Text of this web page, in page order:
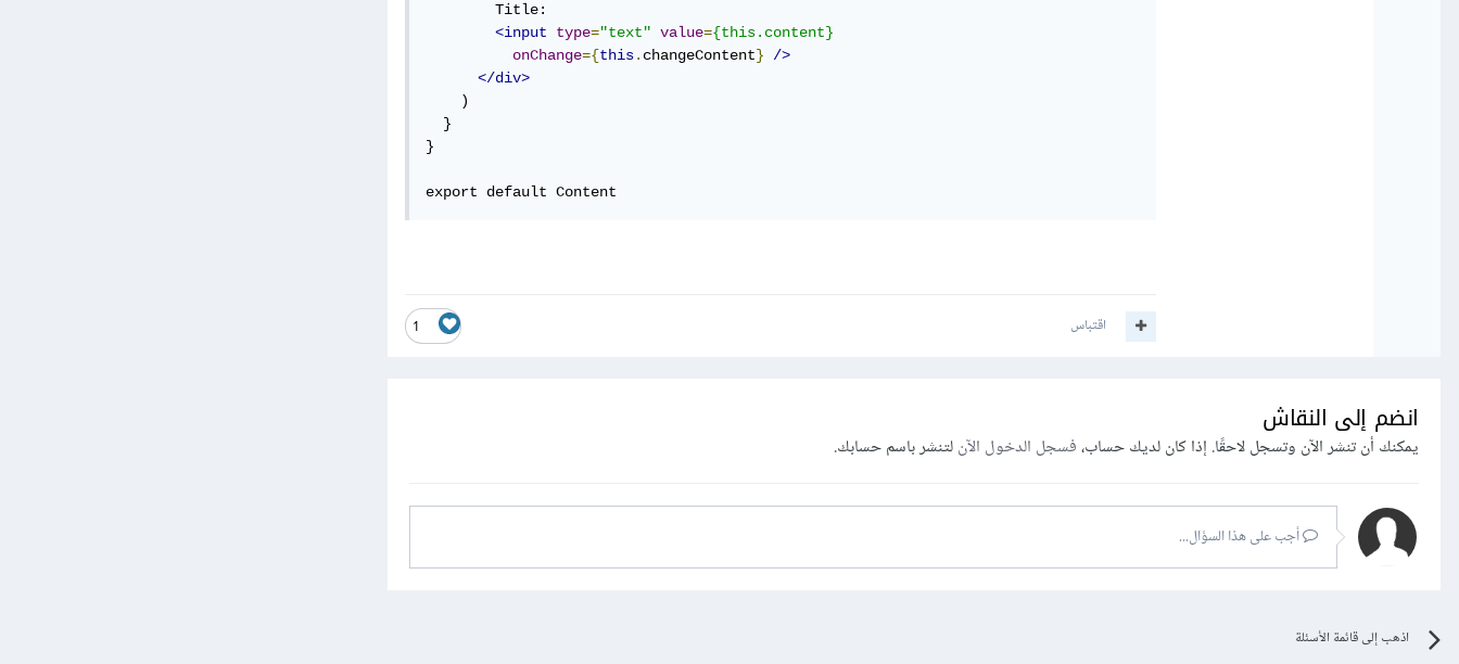
        Title:
<input
type="text" value={this.content}
onChange={this. changeContent}
/>
</div>
    )
  }
}
export default Content
1 اقتباس
انضم إلى النقاش
يمكنك أن تنشر الآن وتسجل لاحقًا. إذا كان لديك حساب،فسجل الدخول الآنلتنشر باسم حسابك.
أجب على هذا السؤال...
اذهب إلى قائمة الأسئلة